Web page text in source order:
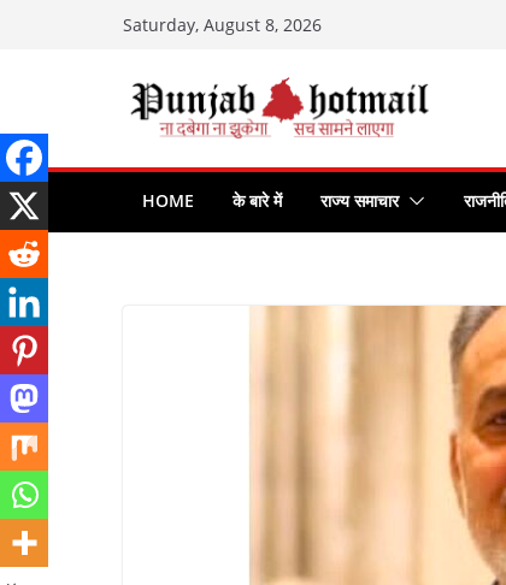
Saturday, August 8, 2026
HOME के बारे में राज्य समाचार